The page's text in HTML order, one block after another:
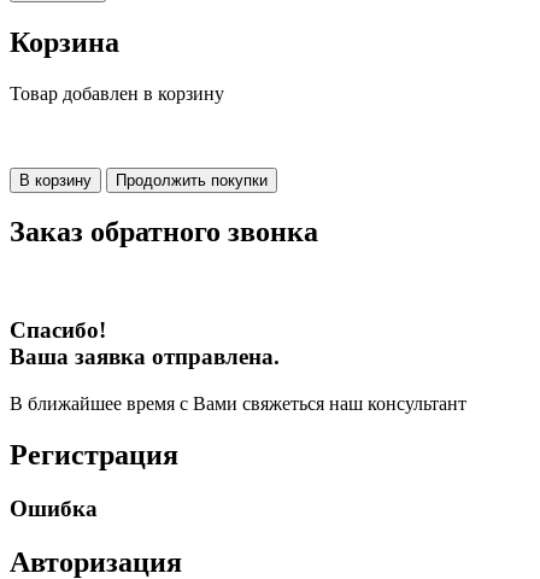
Корзина
Товар добавлен в корзину
В корзину Продолжить покупки
Заказ обратного звонка
Спасибо!
Ваша заявка отправлена.
В ближайшее время с Вами свяжеться наш консультант
Регистрация
Ошибка
Авторизация